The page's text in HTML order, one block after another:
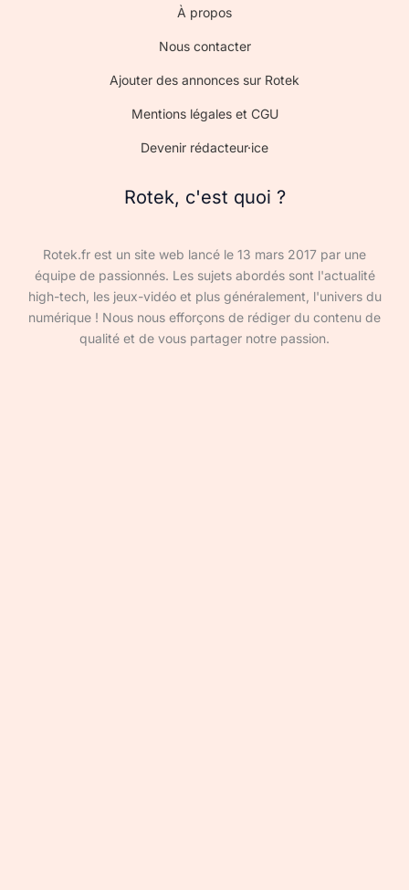
À propos
Nous contacter
Ajouter des annonces sur Rotek
Mentions légales et CGU
Devenir rédacteur·ice
Rotek, c'est quoi ?
Rotek.fr est un site web lancé le 13 mars 2017 par une
équipe de passionnés. Les sujets abordés sont l'actualité
high-tech, les jeux-vidéo et plus généralement, l'univers du
numérique ! Nous nous efforçons de rédiger du contenu de
qualité et de vous partager notre passion.